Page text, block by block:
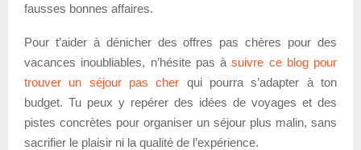
fausses bonnes affaires.
Pour t’aider à dénicher des offres pas chères pour des
vacances inoubliables, n’hésite pas àsuivre ce blog pour
trouver un séjour pas cher qui pourra s’adapter à ton
budget. Tu peux y repérer des idées de voyages et des
pistes concrètes pour organiser un séjour plus malin, sans
sacrifier le plaisir ni la qualité de l’expérience.